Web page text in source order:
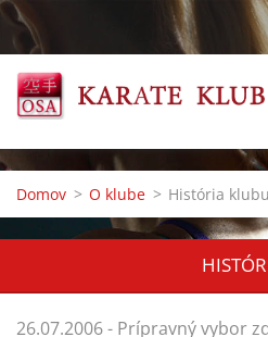
Domov > O klube > História klubu
26.07.2006 - Prípravný vybor